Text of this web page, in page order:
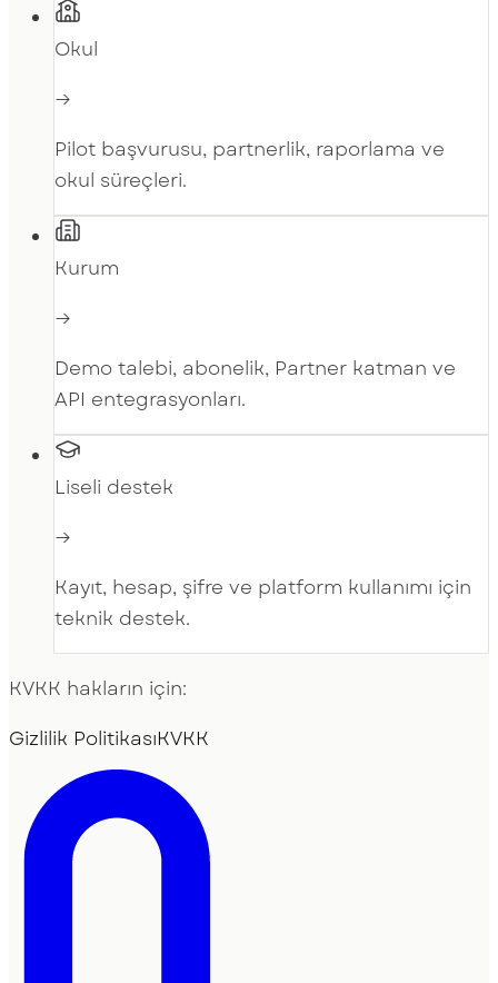
Okul
→
Pilot başvurusu, partnerlik, raporlama ve
okul süreçleri.
Kurum
→
Demo talebi, abonelik, Partner katman ve
API entegrasyonları.
Liseli destek
→
Kayıt, hesap, şifre ve platform kullanımı için
teknik destek.
KVKK hakların için:
Gizlilik PolitikasıKVKK